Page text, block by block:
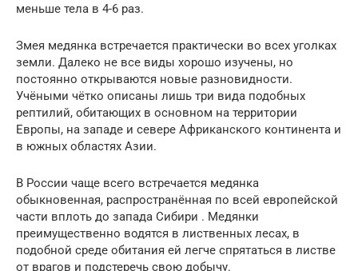
меньше тела в 4-6 раз.
Змея медянка встречается практически во всех уголках
земли. Далеко не все виды хорошо изучены, но
постоянно открываются новые разновидности.
Учёными чётко описаны лишь три вида подобных
рептилий, обитающих в основном на территории
Европы, на западе и севере Африканского континента и
в южных областях Азии.
В России чаще всего встречается медянка
обыкновенная, распространённая по всей европейской
части вплоть до запада Сибири . Медянки
преимущественно водятся в лиственных лесах, в
подобной среде обитания ей легче спрятаться в листве
от врагов и подстеречь свою добычу.